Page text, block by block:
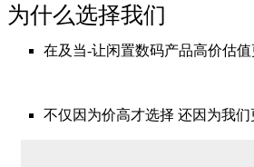
为什么选择我们
在及当-让闲置数码产品高价估值
不仅因为价高才选择 还因为我们